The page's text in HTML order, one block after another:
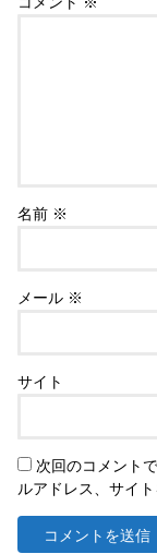
名前 ※
メール ※
サイト
次回のコメント
ルアドレス、サイト